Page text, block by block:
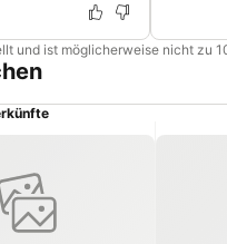
und ist möglicherweise nicht zu